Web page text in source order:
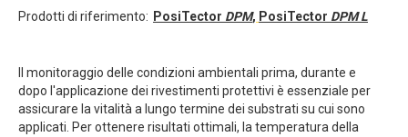
Prodotti di riferimento: PosiTector DPM, PosiTector DPM L
Il monitoraggio delle condizioni ambientali prima, durante e
dopo l'applicazione dei rivestimenti protettivi è essenziale per
assicurare la vitalità a lungo termine dei substrati su cui sono
applicati. Per ottenere risultati ottimali, la temperatura della